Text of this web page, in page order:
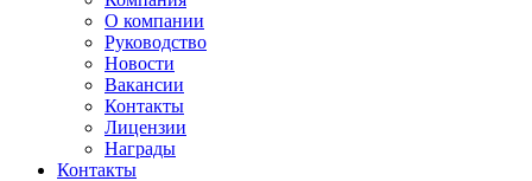
О компании
Руководство
Новости
Вакансии
Контакты
Лицензии
Награды
Контакты